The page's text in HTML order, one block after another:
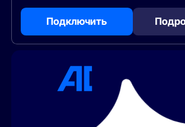
Подключить